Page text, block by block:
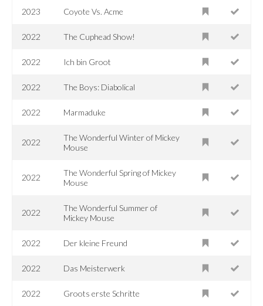
2023 Coyote Vs. Acme
2022 The Cuphead Show!
2022 Ich bin Groot
2022 The Boys: Diabolical
2022 Marmaduke
2022
The Wonderful Winter of Mickey
Mouse
2022
The Wonderful Spring of Mickey
Mouse
2022
The Wonderful Summer of
Mickey Mouse
2022 Der kleine Freund
2022 Das Meisterwerk
2022 Groots erste Schritte